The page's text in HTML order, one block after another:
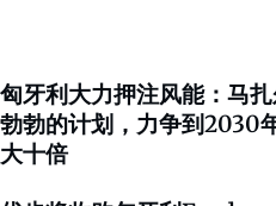
匈牙利大力押注风能：马
勃勃的计划，力争到2030
大十倍